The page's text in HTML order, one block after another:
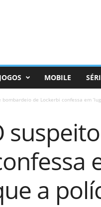
JOGOS MOBILE
de Lockerbi confessa em
a